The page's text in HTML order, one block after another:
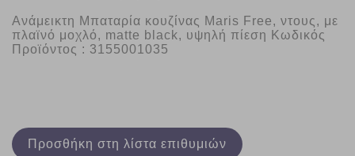
Ανάμεικτη Μπαταρία κουζίνας Maris Free, ντους, με
πλαϊνό μοχλό, matte black, υψηλή πίεση Κωδικός
Προϊόντος : 3155001035
Προσθήκη στη λίστα επιθυμιών